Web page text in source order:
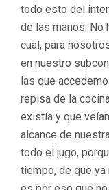
todo esto del
de las manos. No
cual, para
en nuestro
las que
repisa de la
existía y que
alcance de
todo el jugo,
tiempo, de que